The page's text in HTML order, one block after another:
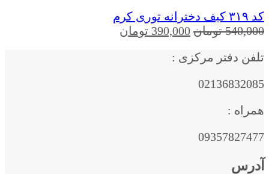
کد ۳۱۹ کیف دخترانه توری کرم
540,000 تومان قیمت
390,000 تومان
تلفن دفتر مرکزی :
02136832085
همراه :
09357827477
آدرس